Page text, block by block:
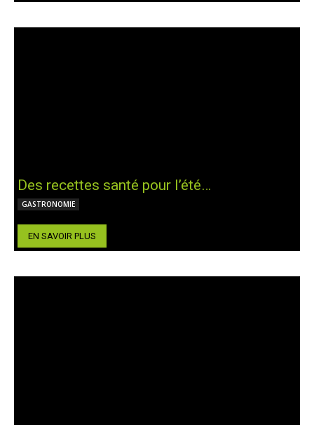
Des recettes santé pour l’été…
GASTRONOMIE
EN SAVOIR PLUS